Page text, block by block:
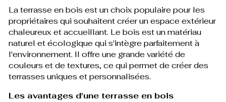
La terrasse en bois est un choix populaire pour les
propriétaires qui souhaitent créer un espace extérieur
chaleureux et accueillant. Le bois est un matériau
naturel et écologique qui s'intègre parfaitement à
l'environnement. Il offre une grande variété de
couleurs et de textures, ce qui permet de créer des
terrasses uniques et personnalisées.
Les avantages d'une terrasse en bois